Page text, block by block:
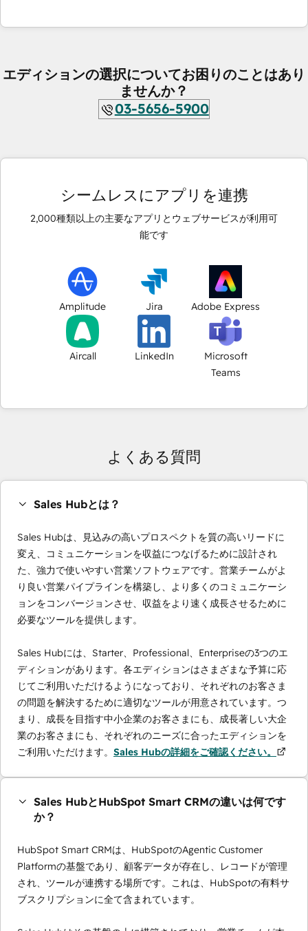
エディションの選択についてお困りのことはあり
ませんか？
03-5656-5900
シームレスにアプリを連携
2,000種類以上の主要なアプリとウェブサービスが利用可
能です
Amplitude Jira Adobe Express
Aircall LinkedIn
Microsoft
Teams
よくある質問
Sales Hubとは？
Sales Hubは、見込みの高いプロスペクトを質の高いリードに
変え、コミュニケーションを収益につなげるために設計され
た、強力で使いやすい営業ソフトウェアです。営業チームがよ
り良い営業パイプラインを構築し、より多くのコミュニケーシ
ョンをコンバージョンさせ、収益をより速く成長させるために
必要なツールを提供します。
Sales Hubには、Starter、Professional、Enterpriseの3つのエ
ディションがあります。各エディションはさまざまな予算に応
じてご利用いただけるようになっており、それぞれのお客さま
の問題を解決するために適切なツールが用意されています。つ
まり、成長を目指す中小企業のお客さまにも、成長著しい大企
業のお客さまにも、それぞれのニーズに合ったエディションを
ご利用いただけます。 Sales Hubの詳細をご確認ください。
Sales HubとHubSpot Smart CRMの違いは何です
か？
HubSpot Smart CRMは、HubSpotのAgentic Customer
Platformの基盤であり、顧客データが存在し、レコードが管理
され、ツールが連携する場所です。これは、HubSpotの有料サ
ブスクリプションに全て含まれています。